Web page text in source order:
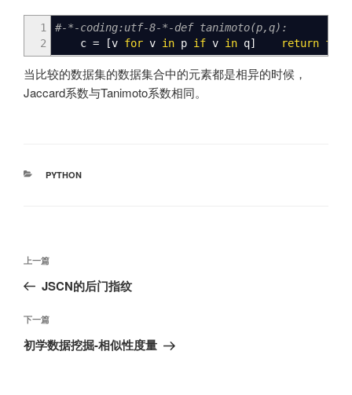
1
2
#-*-coding:utf-8-*-def tanimoto(p,q):
c = [v for v in p if v in q] return
当比较的数据集的数据集合中的元素都是相异的时候，
Jaccard系数与Tanimoto系数相同。
分
PYTHON
文
导
航
上
一
文
章
上一篇
JSCN的后门指纹
下
一
下一篇
初学数据挖掘-相似性度量